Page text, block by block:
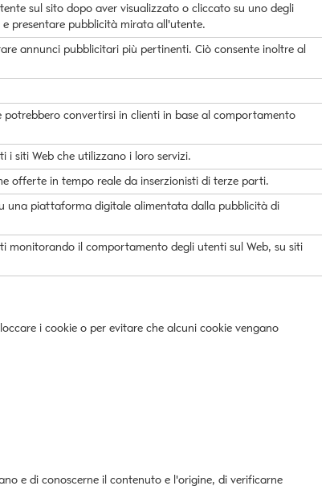
sul sito dopo aver visualizzato o cliccato su uno degli
presentare pubblicità mirata all'utente.
annunci pubblicitari più pertinenti. Ciò consente inoltre al
convertirsi in clienti in base al comportamento
i siti Web che utilizzano i loro servizi.
offerte in tempo reale da inserzionisti di terze parti.
una piattaforma digitale alimentata dalla pubblicità di
monitorando il comportamento degli utenti sul Web, su siti
i cookie o per evitare che alcuni cookie vengano
e di conoscerne il contenuto e l'origine, di verificarne